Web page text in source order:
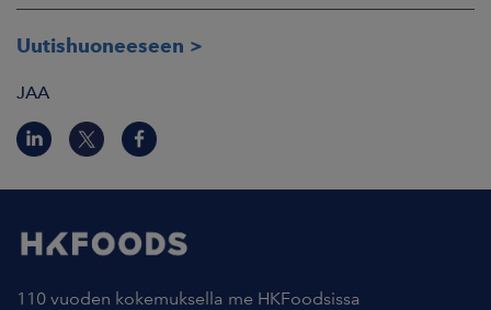
Uutishuoneeseen
JAA
110 vuoden kokemuksella me HKFoodsissa